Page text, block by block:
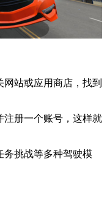
站或应用商店，找到
注册一个账号，这样就
务挑战等多种驾驶模